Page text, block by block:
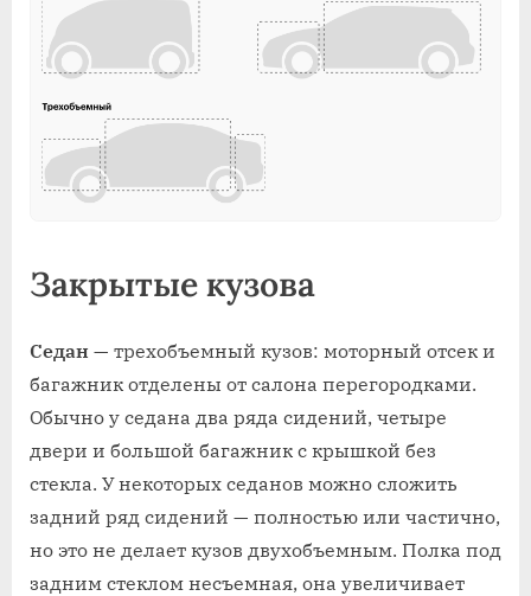
Закрытые кузова
Седан — трехобъемный кузов: моторный отсек и
багажник отделены от салона перегородками.
Обычно у седана два ряда сидений, четыре
двери и большой багажник с крышкой без
стекла. У некоторых седанов можно сложить
задний ряд сидений — полностью или частично,
но это не делает кузов двухобъемным. Полка под
задним стеклом несъемная, она увеличивает